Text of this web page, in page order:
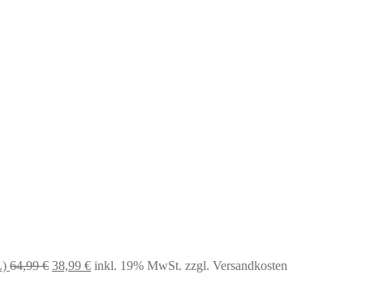
64,99€ 38,99 € inkl. 19% MwSt. zzgl. Versandkosten